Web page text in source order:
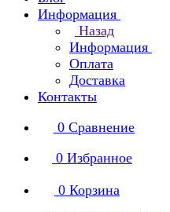
Информация
Назад
Информация
Оплата
Доставка
Контакты
0 Сравнение
0 Избранное
0 Корзина